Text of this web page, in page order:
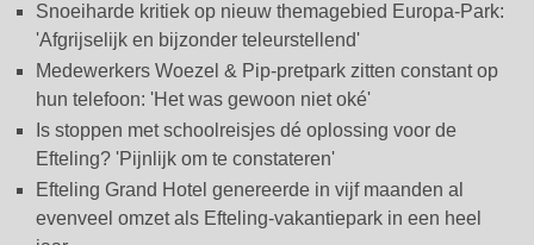
Snoeiharde kritiek op nieuw themagebied Europa-Park:
'Afgrijselijk en bijzonder teleurstellend'
Medewerkers Woezel & Pip-pretpark zitten constant op
hun telefoon: 'Het was gewoon niet oké'
Is stoppen met schoolreisjes dé oplossing voor de
Efteling? 'Pijnlijk om te constateren'
Efteling Grand Hotel genereerde in vijf maanden al
evenveel omzet als Efteling-vakantiepark in een heel